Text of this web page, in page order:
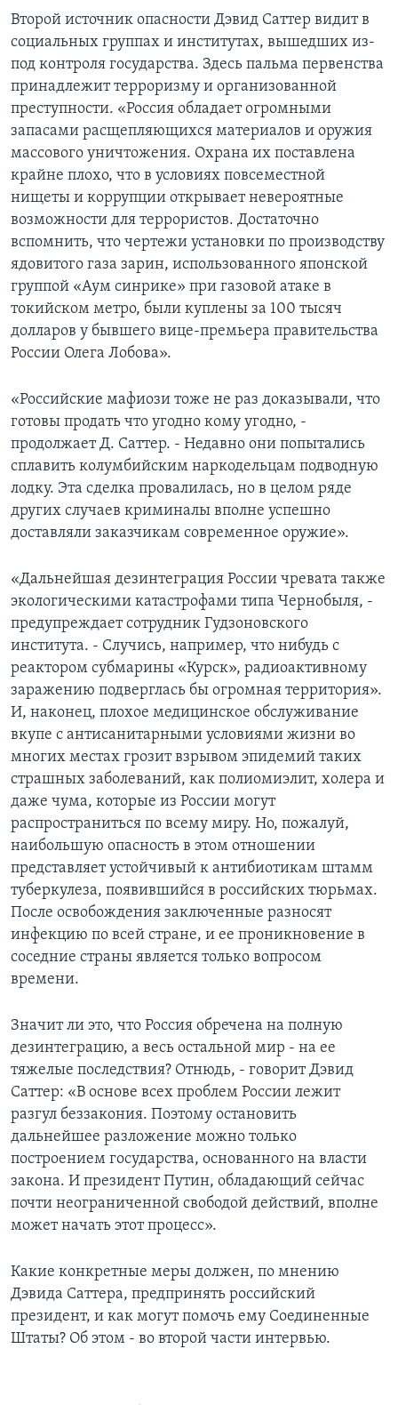
Второй источник опасности Дэвид Саттер видит в
социальных группах и институтах, вышедших из-
под контроля государства. Здесь пальма первенства
принадлежит терроризму и организованной
преступности. «Россия обладает огромными
запасами расщепляющихся материалов и оружия
массового уничтожения. Охрана их поставлена
крайне плохо, что в условиях повсеместной
нищеты и коррупции открывает невероятные
возможности для террористов. Достаточно
вспомнить, что чертежи установки по производству
ядовитого газа зарин, использованного японской
группой «Аум синрике» при газовой атаке в
токийском метро, были куплены за 100 тысяч
долларов у бывшего вице-премьера правительства
России Олега Лобова».
«Российские мафиози тоже не раз доказывали, что
готовы продать что угодно кому угодно, -
продолжает Д. Саттер. - Недавно они попытались
сплавить колумбийским наркодельцам подводную
лодку. Эта сделка провалилась, но в целом ряде
других случаев криминалы вполне успешно
доставляли заказчикам современное оружие».
«Дальнейшая дезинтеграция России чревата также
экологическими катастрофами типа Чернобыля, -
предупреждает сотрудник Гудзоновского
института. - Случись, например, что нибудь с
реактором субмарины «Курск», радиоактивному
заражению подверглась бы огромная территория».
И, наконец, плохое медицинское обслуживание
вкупе с антисанитарными условиями жизни во
многих местах грозит взрывом эпидемий таких
страшных заболеваний, как полиомиэлит, холера и
даже чума, которые из России могут
распространиться по всему миру. Но, пожалуй,
наибольшую опасность в этом отношении
представляет устойчивый к антибиотикам штамм
туберкулеза, появившийся в российских тюрьмах.
После освобождения заключенные разносят
инфекцию по всей стране, и ее проникновение в
соседние страны является только вопросом
времени.
Значит ли это, что Россия обречена на полную
дезинтеграцию, а весь остальной мир - на ее
тяжелые последствия? Отнюдь, - говорит Дэвид
Саттер: «В основе всех проблем России лежит
разгул беззакония. Поэтому остановить
дальнейшее разложение можно только
построением государства, основанного на власти
закона. И президент Путин, обладающий сейчас
почти неограниченной свободой действий, вполне
может начать этот процесс».
Какие конкретные меры должен, по мнению
Дэвида Саттера, предпринять российский
президент, и как могут помочь ему Соединенные
Штаты? Об этом - во второй части интервью.